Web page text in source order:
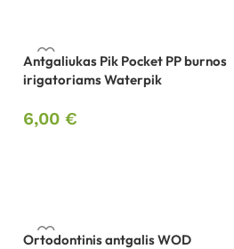
Antgaliukas Pik Pocket PP burnos
irigatoriams Waterpik
6,00 €
Ortodontinis antgalis WOD